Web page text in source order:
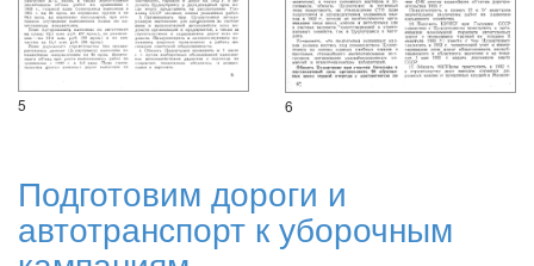
5 6
Подготовим дороги и
автотранспорт к уборочным